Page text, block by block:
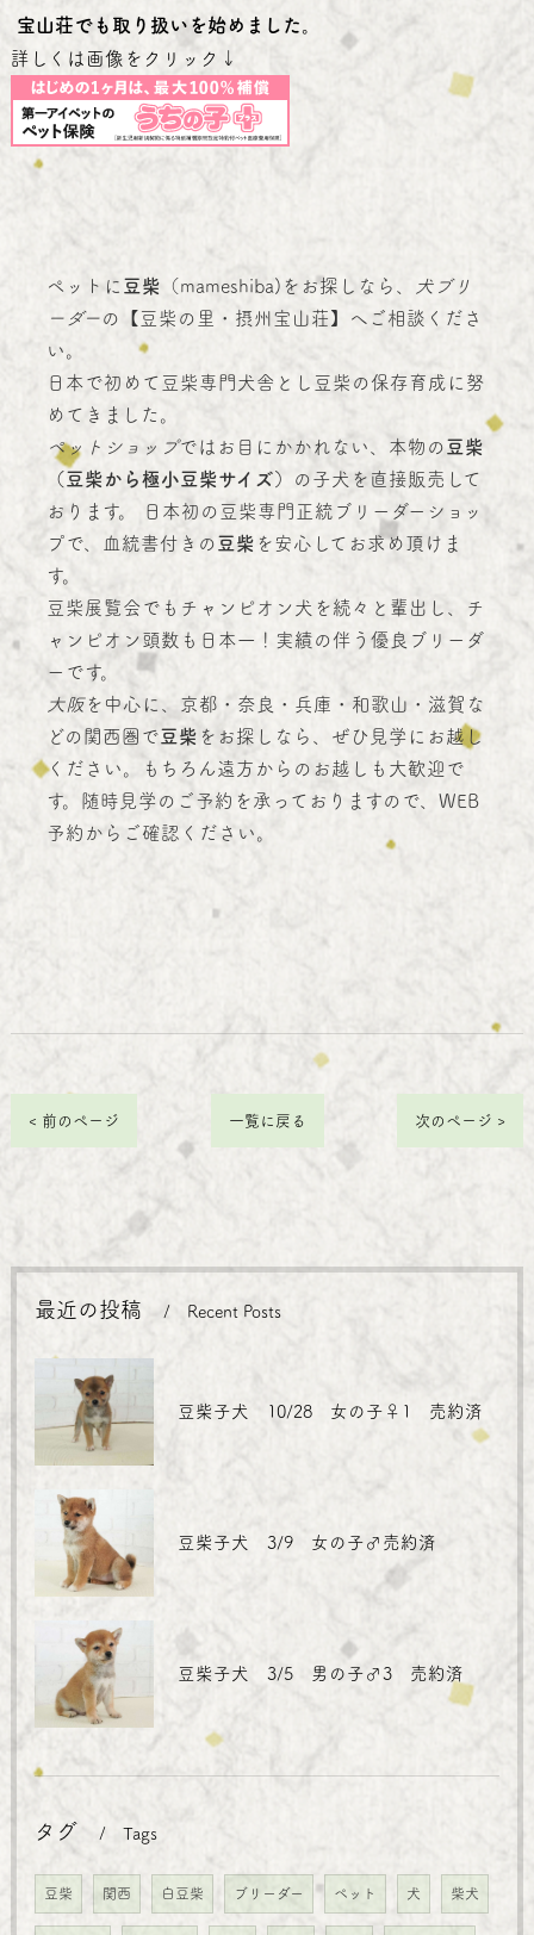
宝山荘でも取り扱いを始めました。
詳しくは画像をクリック↓
ペットに 豆柴 （mameshiba)をお探しなら、
犬ブリ
ーダーの【豆柴の里・摂州宝山荘】へご相談くださ
い。
日本で初めて豆柴専門犬舎とし豆柴の保存育成に努
めてきました。
ペットショップではお目にかかれない、本物の豆柴
（豆柴から極小豆柴サイズ）
の子犬を直接販売して
おります。 日本初の豆柴専門正統ブリーダーショッ
プで、血統書付きの豆柴 を安心してお求め頂けま
す。
豆柴展覧会でもチャンピオン犬を続々と輩出し、チ
ャンピオン頭数も日本一！実績の伴う優良ブリーダ
ーです。
大阪を中心に、京都・奈良・兵庫・和歌山・滋賀な
どの関西圏で豆柴 をお探しなら、ぜひ見学にお越し
ください。もちろん遠方からのお越しも大歓迎で
す。随時見学のご予約を承っておりますので、WEB
予約からご確認ください。
< 前のページ 一覧に戻る 次のページ >
最近の投稿 Recent Posts
豆柴子犬 10/28 女の子♀1 売約済
豆柴子犬 3/9 女の子♂売約済
豆柴子犬 3/5 男の子♂3 売約済
タグ Tags
豆柴 関西 白豆柴 ブリーダー ペット 犬 柴犬